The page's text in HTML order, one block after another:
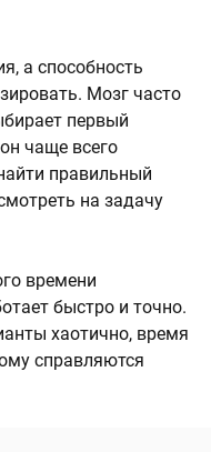
а способность
Мозг часто
первый
чаще всего
правильный
на задачу
времени
быстро и точно.
хаотично, время
справляются